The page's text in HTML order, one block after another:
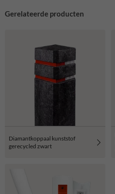
Gerelateerde producten
Diamantkoppaal kunststof
gerecycled zwart